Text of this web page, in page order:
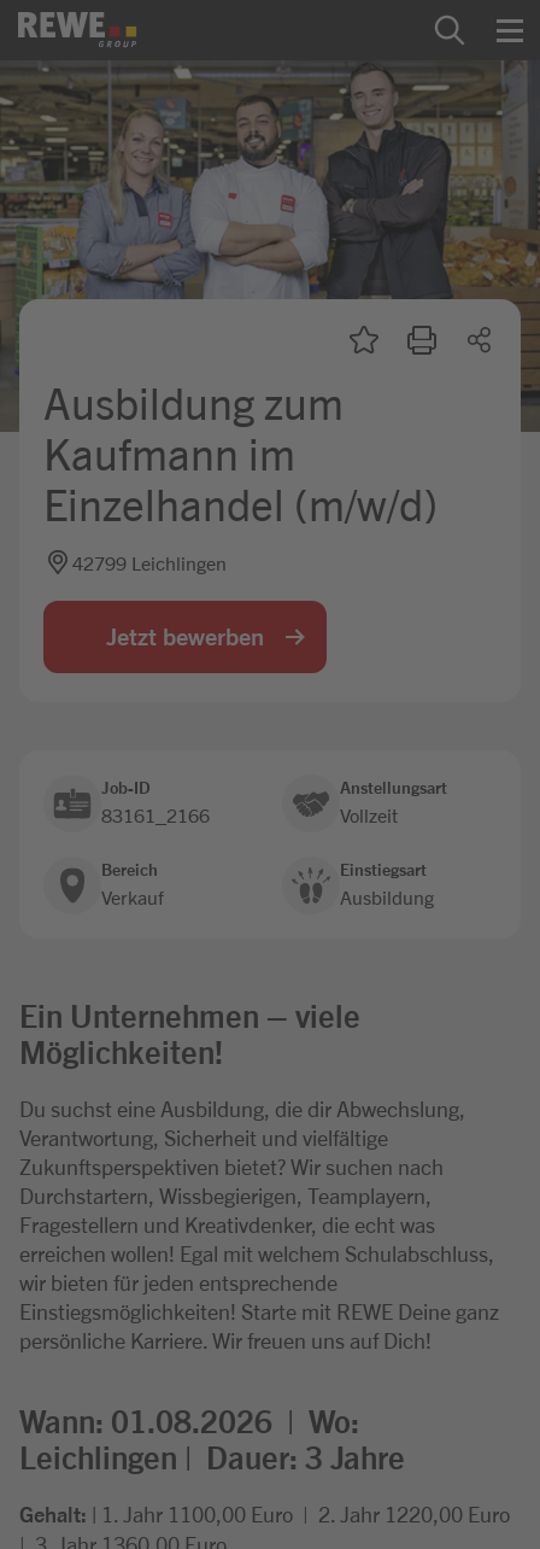
Zum Inhalt springen
Startseite
REWE Group als Arbeitgeber
Ausbildung & Studium
Praktikum & Werkstudium
Mein Kandidat:innenprofil
Jobbörse
Ausbildung zum
Kaufmann im
Einzelhandel (m/w/d)
42799 Leichlingen
Jetzt bewerben
Job-ID
83161_2166
Anstellungsart
Vollzeit
Bereich
Verkauf
Einstiegsart
Ausbildung
Ein Unternehmen – viele
Möglichkeiten!
Du suchst eine Ausbildung, die dir Abwechslung,
Verantwortung, Sicherheit und vielfältige
Zukunftsperspektiven bietet? Wir suchen nach
Durchstartern, Wissbegierigen, Teamplayern,
Fragestellern und Kreativdenker, die echt was
erreichen wollen! Egal mit welchem Schulabschluss,
wir bieten für jeden entsprechende
Einstiegsmöglichkeiten! Starte mit REWE Deine ganz
persönliche Karriere. Wir freuen uns auf Dich!
Wann: 01.08.2026 | Wo:
Leichlingen | Dauer: 3 Jahre
Gehalt: | 1. Jahr 1100,00 Euro | 2. Jahr 1220,00 Euro
| 3. Jahr 1360,00 Euro